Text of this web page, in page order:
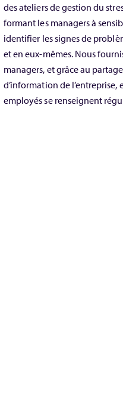
des ateliers de gestion du
formant les managers à
identifier les signes de
et en eux-mêmes. Nous
managers, et grâce au
d’information de
employés se renseignent